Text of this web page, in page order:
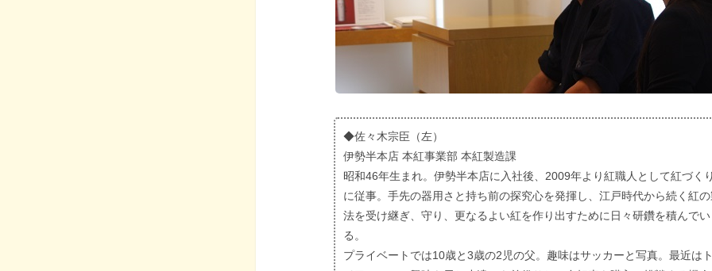
◆佐々木宗臣（左）
伊勢半本店 本紅事業部 本紅製造課
昭和46年生まれ。伊勢半本店に入社後、2009年より紅職人として紅づくり
に従事。手先の器用さと持ち前の探究心を発揮し、江戸時代から続く紅の
法を受け継ぎ、守り、更なるよい紅を作り出すために日々研鑽を積んでい
る。
プライベートでは10歳と3歳の2児の父。趣味はサッカーと写真。最近は